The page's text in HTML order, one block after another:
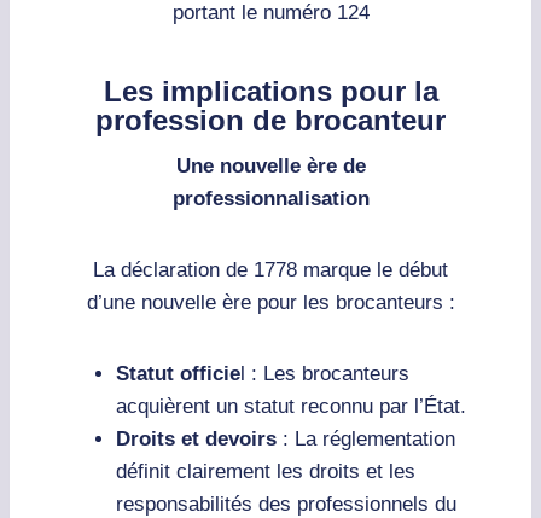
portant le numéro 124
Les implications pour la
profession de brocanteur
Une nouvelle ère de
professionnalisation
La déclaration de 1778 marque le début
d’une nouvelle ère pour les brocanteurs :
Statut officiel : Les brocanteurs
acquièrent un statut reconnu par l’État.
Droits et devoirs : La réglementation
définit clairement les droits et les
responsabilités des professionnels du